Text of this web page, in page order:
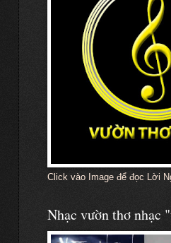
Click vào Image để đọc Lời
Nhạc vườn thơ nhạc